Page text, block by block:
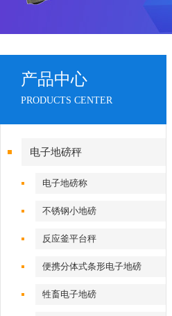
产品中心
PRODUCTS CENTER
电子地磅秤
电子地磅称
不锈钢小地磅
反应釜平台秤
便携分体式条形电子地磅
牲畜电子地磅